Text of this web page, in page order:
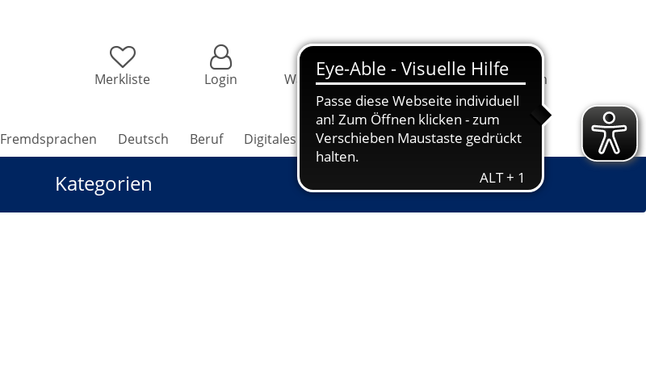
Merkliste Login Warenkorb Information Programm
Fremdsprachen Deutsch Beruf Digitales Grundbildung Jugendkunstschule
Kategorien